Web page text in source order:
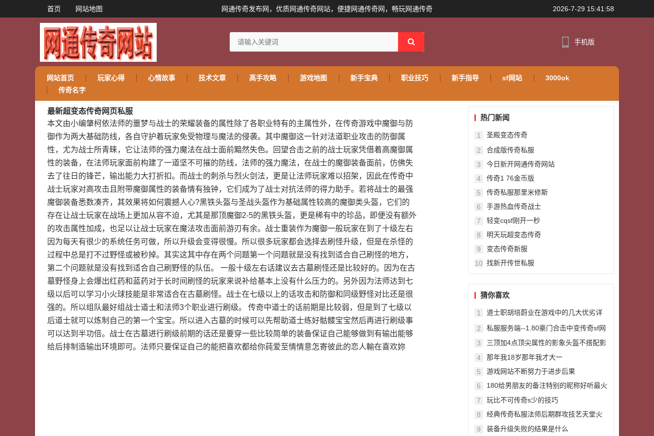
首页 网站地图 2026-7-29 15:41:58
网通传奇发布网，优质网通传奇网站，便捷网通传奇网，畅玩网通传奇
手机版
网站首页 玩家心得 心情故事 技术文章 高手攻略 游戏地图 新手宝典 职业技巧 新手指导 sf网站
3000ok
传奇名字
最新超变态传奇网页私服
本文由小编肇柯依法师的噩梦与战士的荣耀装备的属性除了各职业特有的主属性外，在传奇游戏中魔御与防
御作为两大基础防线，各自守护着玩家免受物理与魔法的侵袭。其中魔御这一针对法道职业攻击的防御属
性，尤为战士所青睐，它让法师的强力魔法在战士面前黯然失色。回望合击之前的战士玩家凭借着高魔御属
性的装备，在法师玩家面前构建了一道坚不可摧的防线，法师的强力魔法，在战士的魔御装备面前，仿佛失
去了往日的锋芒，输出能力大打折扣。而战士的刺杀与烈火剑法，更是让法师玩家难以招架，因此在传奇中
战士玩家对高攻击且附带魔御属性的装备情有独钟，它们成为了战士对抗法师的得力助手。若将战士的最强
魔御装备悉数凑齐，其效果将如何震撼人心?黑铁头盔与圣战头盔作为基础属性较高的魔御类头盔，它们的
存在让战士玩家在战场上更加从容不迫，尤其是那顶魔御2-5的黑铁头盔，更是稀有中的珍品，即便没有额外
的攻击属性加成，也足以让战士玩家在魔法攻击面前游刃有余。战士重装作为魔御一般玩家在到了十级左右
因为每天有很少的系统任务可做，所以升级会变得很慢。所以很多玩家都会选择去刷怪升级，但是在杀怪的
过程中总是打不过野怪或被秒掉。其实这其中存在两个问题第一个问题就是没有找到适合自己刷怪的地方，
第二个问题就是没有找到适合自己刷野怪的队伍。 一般十级左右话建议去古墓刷怪还是比较好的。因为在古
墓野怪身上会爆出红药和蓝药对于长时间刷怪的玩家来说补给基本上没有什么压力的。另外因为法师达到七
级以后可以学习小火球技能是非常适合在古墓刷怪。战士在七级以上的话攻击和防御和同级野怪对比还是很
强的。所以组队最好组战士道士和法师3个职业进行刷级。 传奇中道士的话前期是比较弱，但是到了七级以
后道士就可以炼制自己的第一个宝宝。所以进入古墓的时候可以先帮助道士练好骷髅宝宝然后再进行刷级事
可以达到半功倍。战士在古墓进行刷级前期的话还是要穿一些比较简单的装备保证自己能够做到有输出能够
给后排制造输出环境即可。法师只要保证自己的能把喜欢都给你莼爱至情情意怎寄彼此的恋人輸在喜欢妳
热门新闻
1
圣殿变态传奇
2
合成版传奇私服
3
今日新开网通传奇网站
4
传奇1 76金币版
5
传奇私服那里米修斯
6
手游热血传奇战士
7
轻变cqsf刚开一秒
8
明天玩超变态传奇
9
变态传奇新服
10 找新开传世私服
猜你喜欢
1
道士职胡培蔚业在游戏中的几大优劣详
2
私服服务端--1.80豪门合击中变传奇sf网
3
三顶加4点顶尖属性的影象头盔不搭配影
4
那年我18岁那年我才大一
5
游戏网站不断努力于进步后果
6
180给男朋友的备注特别的昵称好听最火
7
玩比不可传奇s少的技巧
8
经典传奇私服法师后期群攻技艺天堂火
9 装备升级失败的结果是什么